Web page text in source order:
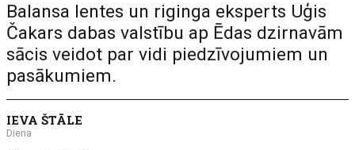
Balansa lentes un riginga eksperts Uģis
Čakars dabas valstību ap Ēdas dzirnavām
sācis veidot par vidi piedzīvojumiem un
pasākumiem.
IEVA ŠTĀLE
Diena